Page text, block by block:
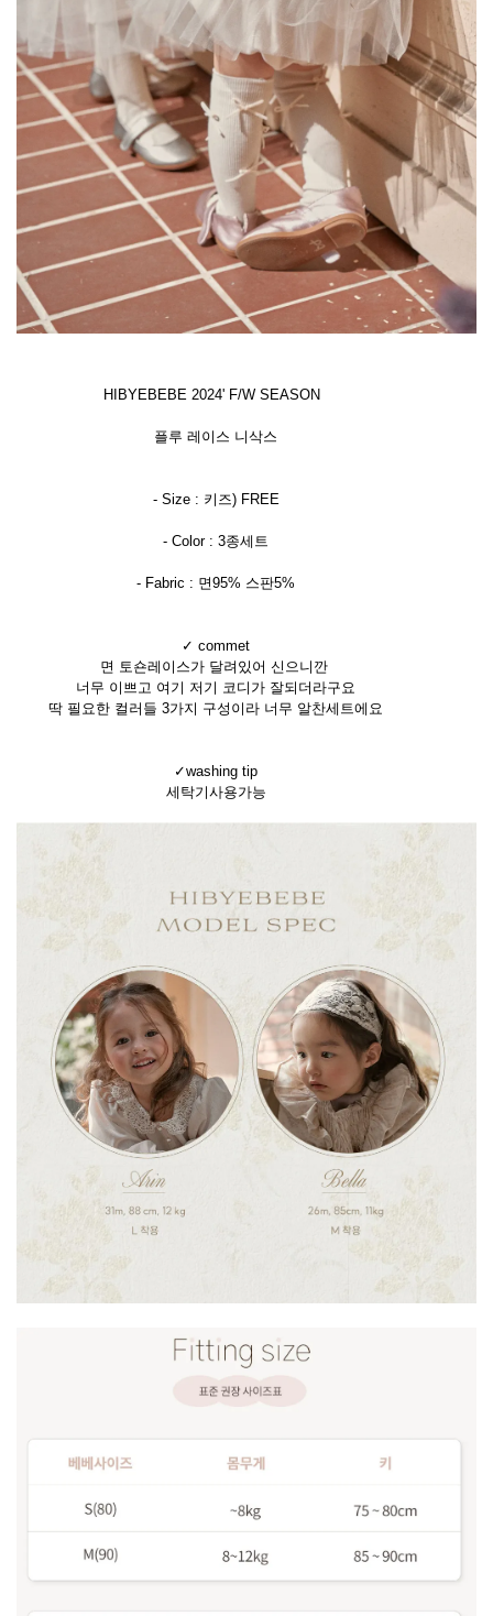
HIBYEBEBE 2024' F/W SEASON
플루 레이스 니삭스
- Size : 키즈) FREE
- Color : 3종세트
- Fabric : 면95% 스판5%
✓ commet
면 토숀레이스가 달려있어 신으니깐
너무 이쁘고 여기 저기 코디가 잘되더라구요
딱 필요한 컬러들 3가지 구성이라 너무 알찬세트에요
✓washing tip
세탁기사용가능